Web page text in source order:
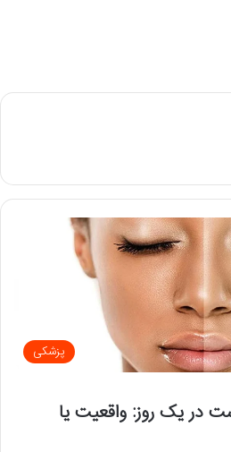
پزشکی
در یک روز: واقعیت یا